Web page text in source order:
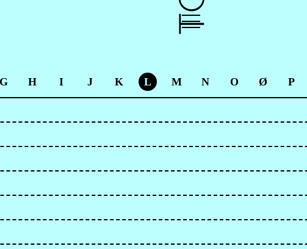
G H I J K L M N O Ø P